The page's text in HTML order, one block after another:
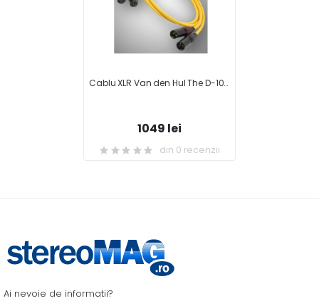
Cablu XLR Van den Hul The D-102 III HYBRID 0.8 metri
1049 lei
din 0 recenzii
Ai nevoie de informatii?